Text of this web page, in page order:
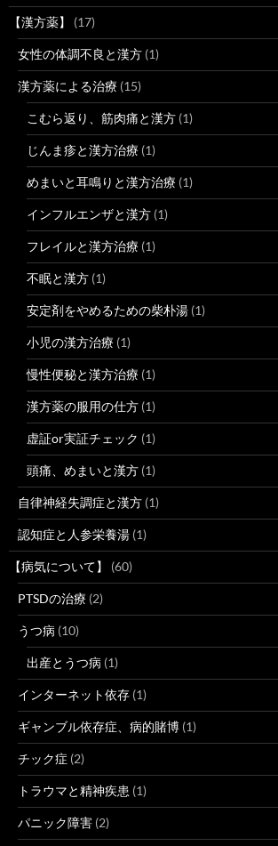
【漢方薬】 (17)
女性の体調不良と漢方 (1)
漢方薬による治療 (15)
こむら返り、筋肉痛と漢方 (1)
じんま疹と漢方治療 (1)
めまいと耳鳴りと漢方治療 (1)
インフルエンザと漢方 (1)
フレイルと漢方治療 (1)
不眠と漢方 (1)
安定剤をやめるための柴朴湯 (1)
小児の漢方治療 (1)
慢性便秘と漢方治療 (1)
漢方薬の服用の仕方 (1)
虚証or実証チェック (1)
頭痛、めまいと漢方 (1)
自律神経失調症と漢方 (1)
認知症と人参栄養湯 (1)
【病気について】 (60)
PTSDの治療 (2)
うつ病 (10)
出産とうつ病 (1)
インターネット依存 (1)
ギャンブル依存症、病的賭博 (1)
チック症 (2)
トラウマと精神疾患 (1)
パニック障害 (2)